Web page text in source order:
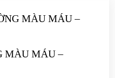
MÀU MÁU –
MÀU MÁU –